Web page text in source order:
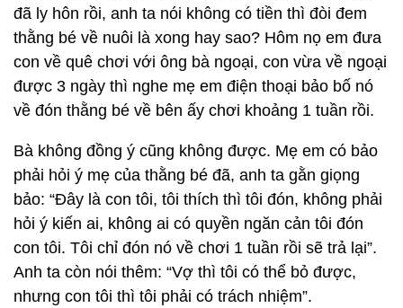
đã ly hôn rồi, anh ta nói không có tiền thì đòi đem
thằng bé về nuôi là xong hay sao? Hôm nọ em đưa
con về quê chơi với ông bà ngoại, con vừa về ngoại
được 3 ngày thì nghe mẹ em điện thoại bảo bố nó
về đón thằng bé về bên ấy chơi khoảng 1 tuần rồi.
Bà không đồng ý cũng không được. Mẹ em có bảo
phải hỏi ý mẹ của thằng bé đã, anh ta gằn giọng
bảo: “Đây là con tôi, tôi thích thì tôi đón, không phải
hỏi ý kiến ai, không ai có quyền ngăn cản tôi đón
con tôi. Tôi chỉ đón nó về chơi 1 tuần rồi sẽ trả lại”.
Anh ta còn nói thêm: “Vợ thì tôi có thể bỏ được,
nhưng con tôi thì tôi phải có trách nhiệm”.